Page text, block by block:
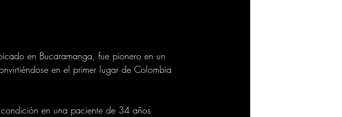
en Bucaramanga, fue pionero en un
en el primer lugar de Colombia
en una paciente de 34 años